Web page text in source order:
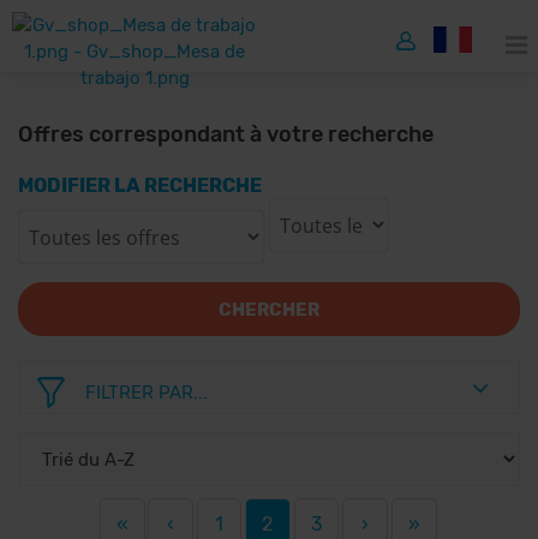
Offres correspondant à votre recherche
MODIFIER LA RECHERCHE
CHERCHER
FILTRER PAR...
« ‹ 1 2 3 › »